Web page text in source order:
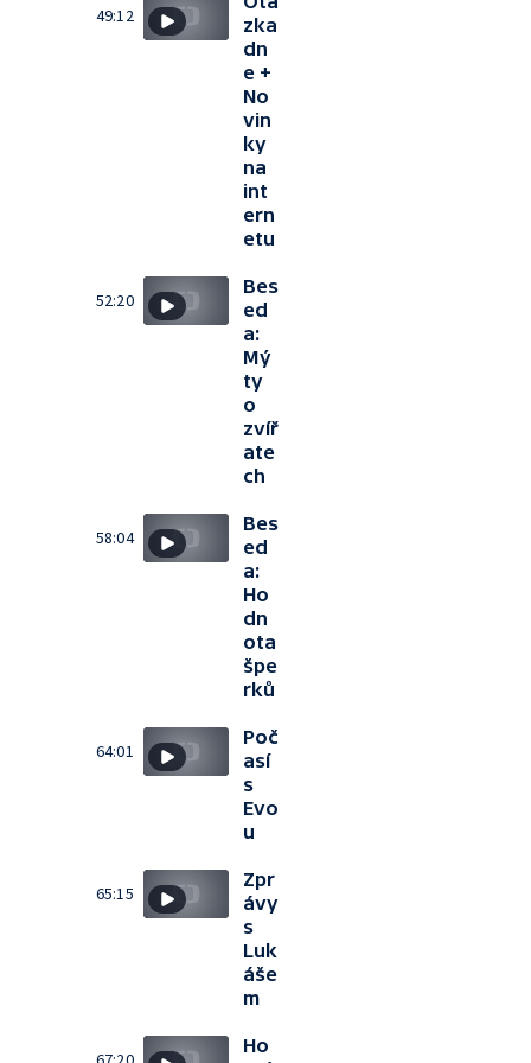
49:12
zka
dn
e +
No
vin
ky
na
int
ern
etu
52:20
Bes
ed
a:
Mý
ty
o
zvíř
ate
ch
58:04
Bes
ed
a:
Ho
dn
ota
špe
rků
64:01
Poč
así
s
Evo
u
65:15
Zpr
ávy
s
Luk
áše
m
Ho